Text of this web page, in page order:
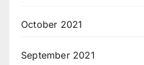
October 2021
September 2021